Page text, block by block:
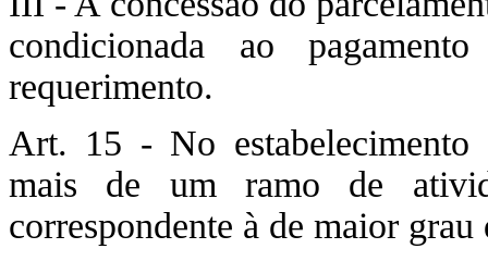
condicionada ao
requerimento.
Art. 15 - No estabelecimento
mais de um ramo de
correspondente à de maior grau